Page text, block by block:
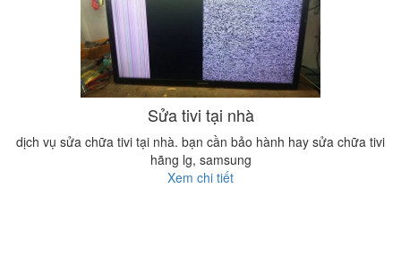
Sửa tivi tại nhà
dịch vụ sửa chữa tivi tại nhà. bạn cần bảo hành hay sửa chữa tivi
hãng lg, samsung
Xem chi tiết